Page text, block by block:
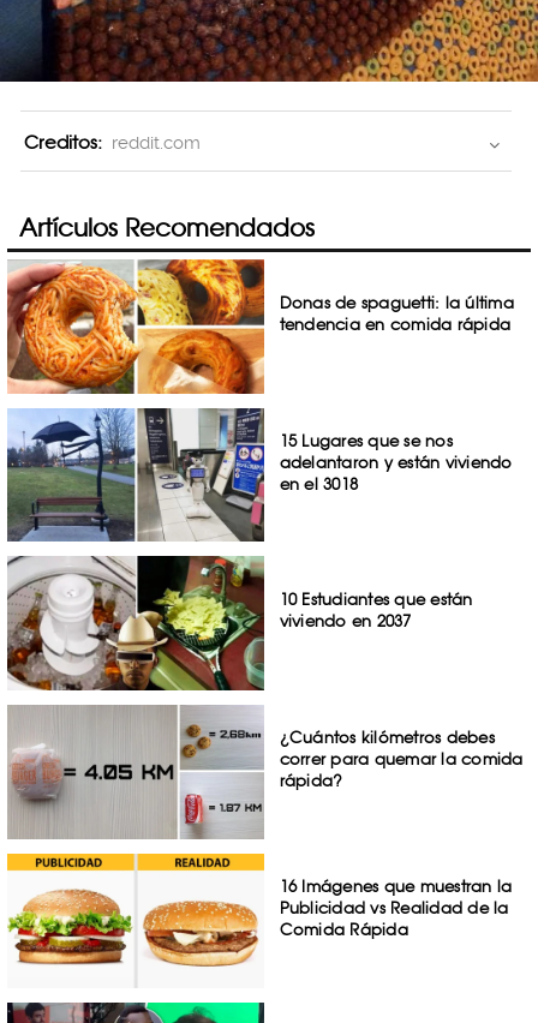
Creditos: reddit.com
Artículos Recomendados
Donas de spaguetti: la última
tendencia en comida rápida
15 Lugares que se nos
adelantaron y están viviendo
en el 3018
10 Estudiantes que están
viviendo en 2037
¿Cuántos kilómetros debes
correr para quemar la comida
rápida?
16 Imágenes que muestran la
Publicidad vs Realidad de la
Comida Rápida